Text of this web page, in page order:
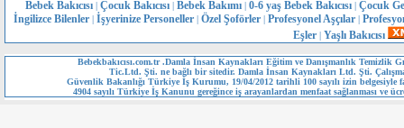
Bebek Bakıcısı | Çocuk Bakıcısı | Bebek Bakımı | 0-6 yaş Bebek Bakıcısı | Çocuk
İngilizce Bilenler | İşyerinize Personeller | Özel Şoförler | Profesyonel Aşçılar |
Eşler| Yaşlı Bakıcısı
Bebekbakıcısı.com.tr .Damla İnsan Kaynakları Eğitim ve Danışmanlık Temizlik
Tic.Ltd. Şti. ne bağlı bir sitedir. Damla İnsan Kaynakları Ltd. Şti.
Güvenlik Bakanlığı Türkiye İş Kurumu, 19/04/2012 tarihli 100 sayılı izin belgesiyle
4904 sayılı Türkiye İş Kanunu gereğince iş arayanlardan menfaat sağlanması ve